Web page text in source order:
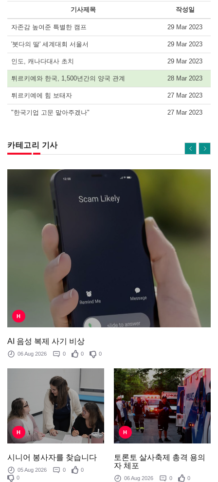
기사제목 작성일
자존감 높여준 특별한 캠프 29 Mar 2023
'붓다의 딸' 세계대회 서울서 29 Mar 2023
인도, 캐나다대사 초치 29 Mar 2023
튀르키예와 한국, 1,500년간의 양국 관계 28 Mar 2023
튀르키예에 힘 보태자 27 Mar 2023
"한국기업 고문 맡아주겠나" 27 Mar 2023
카테고리 기사
H
AI 음성 복제 사기 비상
06 Aug 2026 0 0 0
H
시니어 봉사자를 찾습니다
05 Aug 2026 0
0
0
H
토론토 살사축제 총격 용의
자 체포
06 Aug 2026 0
0